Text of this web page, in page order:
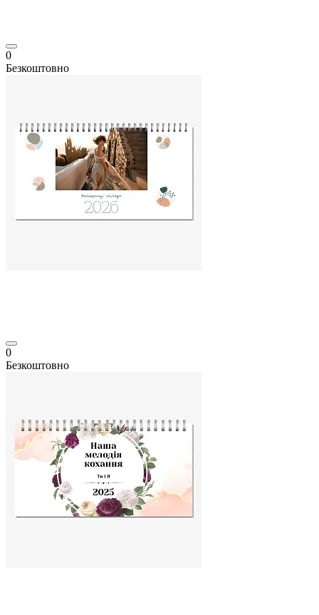
0
Безкоштовно
0
Безкоштовно